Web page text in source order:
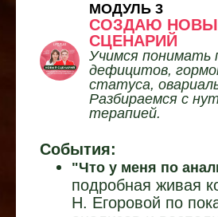
МОДУЛЬ 3
СОЗДАЮ
СЦЕНАРИЙ
Учимся понимать
дефицитов,
статуса,
Разбираемся с
терапией.
События:
"Что у меня по
подробная живая
Н. Егоровой по